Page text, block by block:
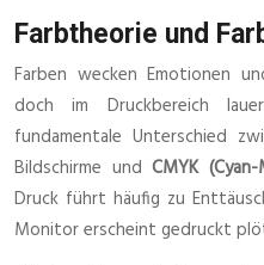
Farbtheorie und
Farben wecken Emotionen
doch im Druckbereich
fundamentale Unterschied
Bildschirme undCMYK
Druck führt häufig zu
Monitor erscheint gedruckt